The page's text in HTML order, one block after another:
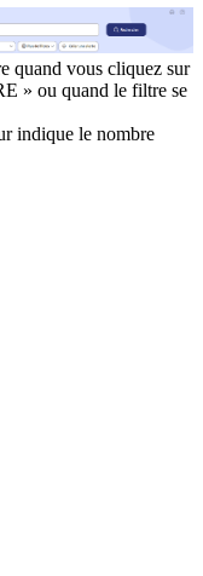
quand vous cliquez sur
» ou quand le filtre se
indique le nombre